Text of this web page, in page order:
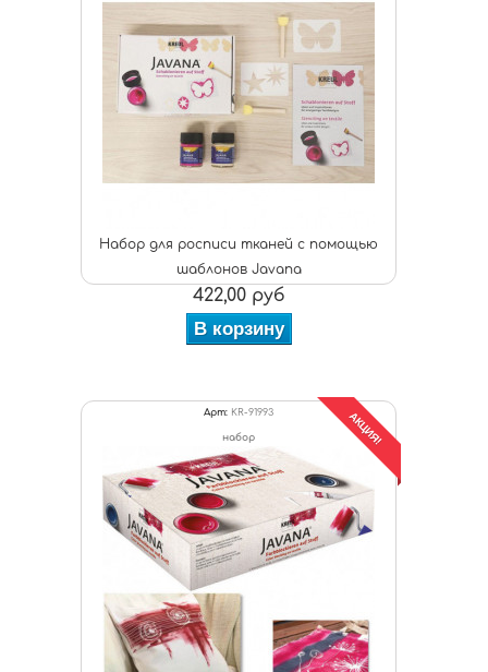
Набор для росписи тканей с помощью
шаблонов Javana
422,00 руб
В корзину
Арт: KR-91993
набор АКЦИЯ!